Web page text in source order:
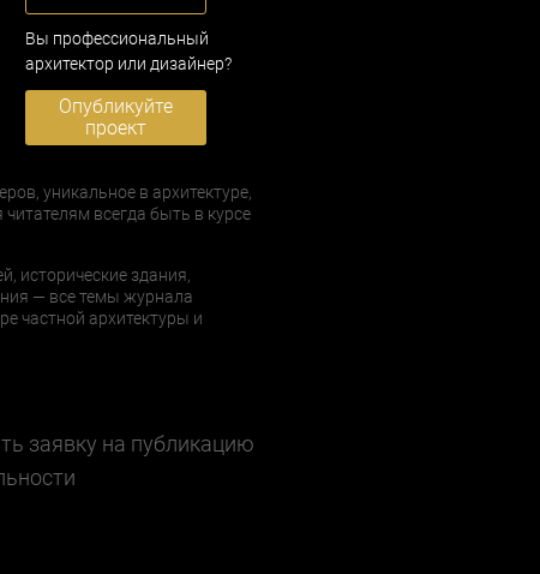
Вы профессиональный
архитектор или дизайнер?
Опубликуйте
проект
уникальное в архитектуре,
всегда быть в курсе
исторические здания,
— все темы журнала
частной архитектуры и
заявку на публикацию